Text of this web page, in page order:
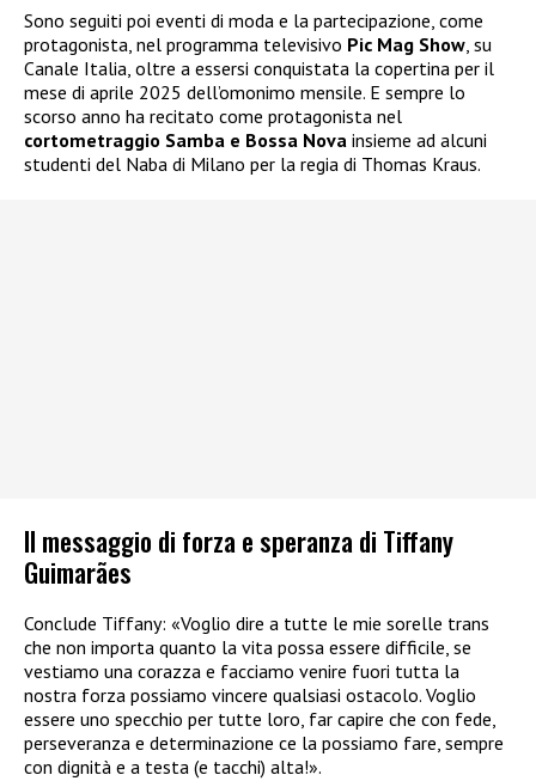
Sono seguiti poi eventi di moda e la partecipazione, come
protagonista, nel programma televisivo Pic Mag Show, su
Canale Italia, oltre a essersi conquistata la copertina per il
mese di aprile 2025 dell’omonimo mensile. E sempre lo
scorso anno ha recitato come protagonista nel
cortometraggio Samba e Bossa Nova insieme ad alcuni
studenti del Naba di Milano per la regia di Thomas Kraus.
Il messaggio di forza e speranza di Tiffany
Guimarães
Conclude Tiffany: «Voglio dire a tutte le mie sorelle trans
che non importa quanto la vita possa essere difficile, se
vestiamo una corazza e facciamo venire fuori tutta la
nostra forza possiamo vincere qualsiasi ostacolo. Voglio
essere uno specchio per tutte loro, far capire che con fede,
perseveranza e determinazione ce la possiamo fare, sempre
con dignità e a testa (e tacchi) alta!».